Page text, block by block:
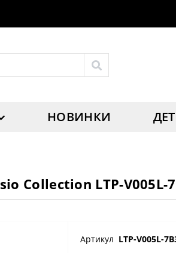
НОВИНКИ
Collection LTP-V005L-
Артикул LTP-V005L-